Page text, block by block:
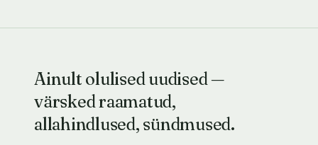
Ainult olulised uudised —
värsked raamatud,
allahindlused, sündmused.